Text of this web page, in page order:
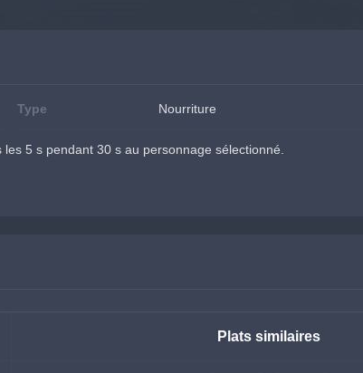
Type Nourriture
5 s pendant 30 s au personnage sélectionné.
Plats similaires